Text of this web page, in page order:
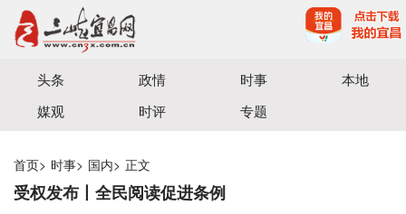
宜昌三峡融媒体中心主办
头条 政情 时事
本地
媒观
时评 专题
首页> 时事> 国内> 正文
受权发布丨全民阅读促进条例